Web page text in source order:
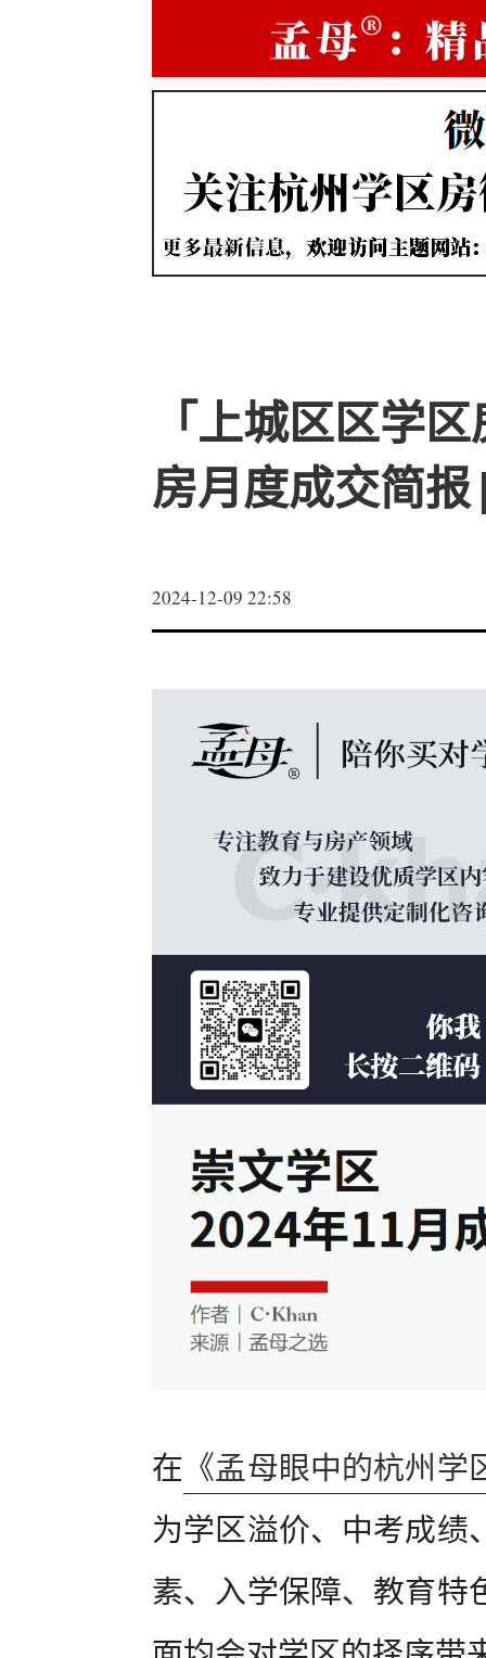
「上城区区学
房月度成交简
2024-12-09 22:58
在 《孟母眼中的杭州
为学区溢价、中考成绩
素、入学保障、教育特